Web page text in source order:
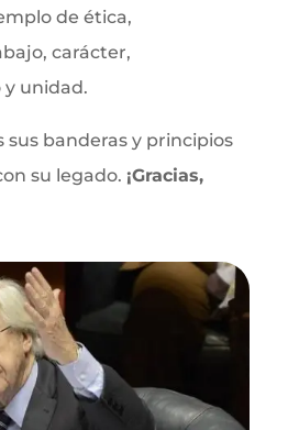
de ética,
carácter,
unidad.
sus banderas y principios
su legado. ¡Gracias,